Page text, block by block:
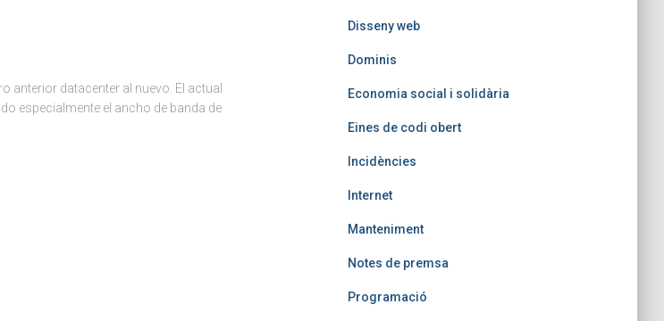
anterior datacenter al nuevo. El actual
especialmente el ancho de banda de
Disseny web
Dominis
Economia social i solidària
Eines de codi obert
Incidències
Internet
Manteniment
Notes de premsa
Programació